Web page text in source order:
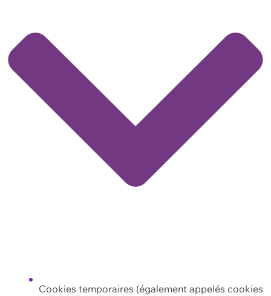
Cookies temporaires (également appelés cookies